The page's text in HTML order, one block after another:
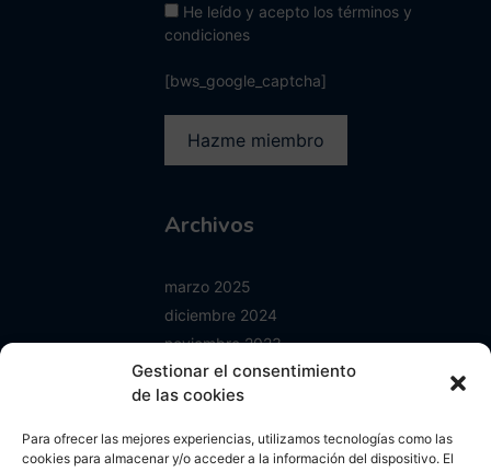
Gestionar el consentimiento
de las cookies
Para ofrecer las mejores experiencias, utilizamos tecnologías como las
cookies para almacenar y/o acceder a la información del dispositivo. El
He leído y acepto los términos y
condiciones
[bws_google_captcha]
Archivos
marzo 2025
diciembre 2024
noviembre 2023
junio 2023
enero 2023
abril 2022